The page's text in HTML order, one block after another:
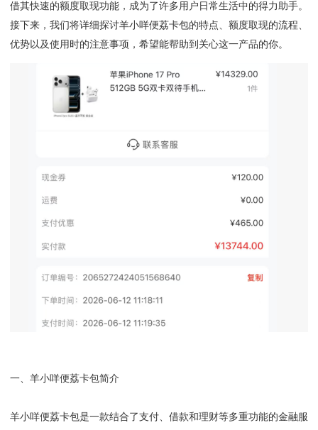
借其快速的额度取现功能，成为了许多用户日常生活中的得力助手。
接下来，我们将详细探讨羊小咩便荔卡包的特点、额度取现的流程、
优势以及使用时的注意事项，希望能帮助到关心这一产品的你。
一、羊小咩便荔卡包简介
羊小咩便荔卡包是一款结合了支付、借款和理财等多重功能的金融服